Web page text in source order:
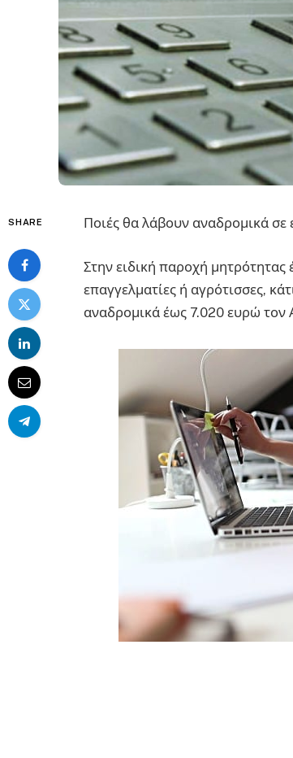
SHARE Ποιές θα λάβουν αναδρομικά σε
Στην ειδική παροχή μητρότητας
επαγγελματίες ή αγρότισσες,
αναδρομικά έως 7.020 ευρώ